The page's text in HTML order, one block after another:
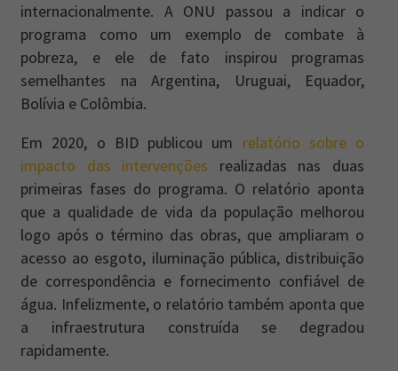
internacionalmente. A ONU passou a indicar o
programa como um exemplo de combate à
pobreza, e ele de fato inspirou programas
semelhantes na Argentina, Uruguai, Equador,
Bolívia e Colômbia.
Em 2020, o BID publicou um relatório sobre o
impacto das intervenções realizadas nas duas
primeiras fases do programa. O relatório aponta
que a qualidade de vida da população melhorou
logo após o término das obras, que ampliaram o
acesso ao esgoto, iluminação pública, distribuição
de correspondência e fornecimento confiável de
água. Infelizmente, o relatório também aponta que
a infraestrutura construída se degradou
rapidamente.